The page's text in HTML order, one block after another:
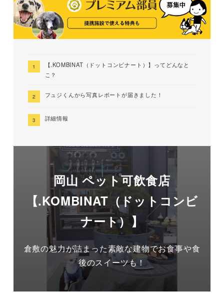
【.KOMBINAT（ドットコンビナート）】ってどんなと
こ？
フュジくんから写真レポートが届きました！
詳細情報
岡山 ペット可飲食店
【.KOMBINAT（ドットコンビ
ナート）】
倉敷の魅力が詰まった素敵な建物でお食事や食
後のスイーツも！